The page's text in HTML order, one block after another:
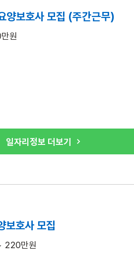
양보호사 모집 (주간근무)
원
일자리정보 더보기
보호사 모집
220만원